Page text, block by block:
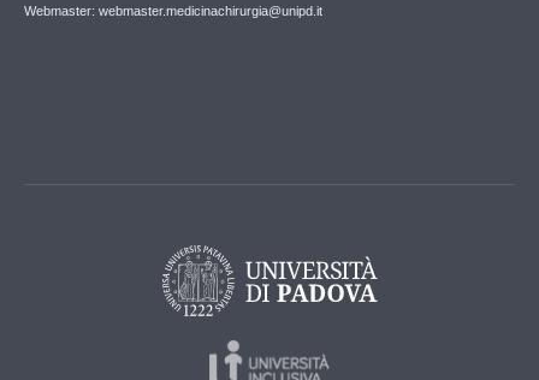
Webmaster: webmaster.medicinachirurgia@unipd.it